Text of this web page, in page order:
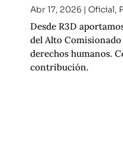
Abr 17, 2026| Oficial,
Desde R3D
del Alto
derechos humanos.
contribución.